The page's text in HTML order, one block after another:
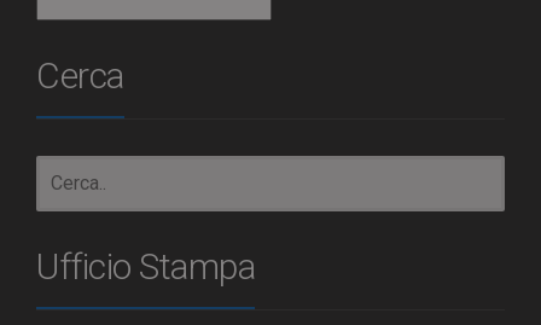
Cerca
Ufficio Stampa